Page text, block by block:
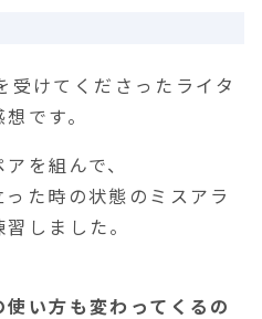
けてくださったライタ
です。
を組んで、
た時の状態のミスアラ
しました。
い方も変わってくるの